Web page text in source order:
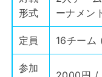
形式
ーナメン
定員 16チーム
参加